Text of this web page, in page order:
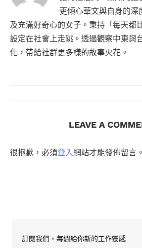
更傾心華文與自身的
及充滿好奇心的女子。秉持「每天都
設定在社會上走跳。透過觀察中東與
化，帶給社群更多樣的故事火花。
LEAVE A
很抱歉，必須登入網站才能發佈留言。
訂閱我們，每週給你新的工作靈感